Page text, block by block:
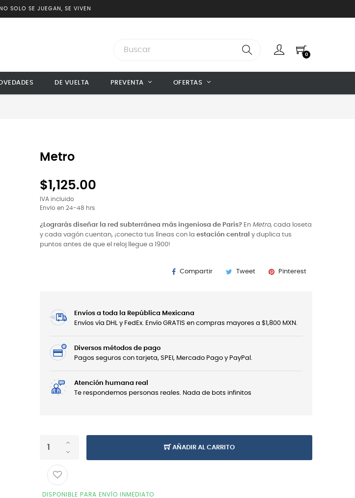
SOLO SE JUEGAN, SE VIVEN
0
DE VUELTA PREVENTA OFERTAS
Metro
$1,125.00
IVA incluido
Envío en 24-48 hrs
¿Lograrás diseñar la red subterránea más ingeniosa de París? En Metro, cada loseta
y cada vagón cuentan, ¡conecta tus líneas con la estación central
y duplica tus
puntos antes de que el reloj llegue a 1900!
Compartir Tweet Pinterest
Envíos a toda la República Mexicana
Envíos vía DHL y FedEx. Envío GRATIS en compras mayores a $1,800 MXN.
Diversos métodos de pago
Pagos seguros con tarjeta, SPEI, Mercado Pago y PayPal.
Atención humana real
Te respondemos personas reales. Nada de bots infinitos
AÑADIR AL CARRITO
DISPONIBLE PARA ENVÍO INMEDIATO